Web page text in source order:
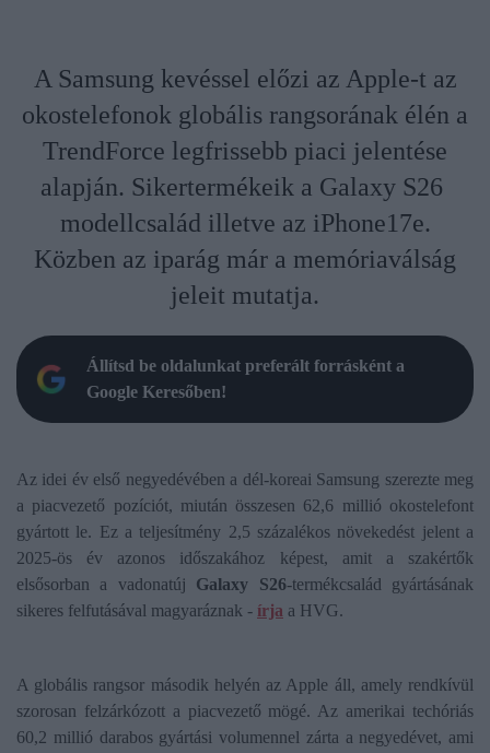
A Samsung kevéssel előzi az Apple-t az
okostelefonok globális rangsorának élén a
TrendForce legfrissebb piaci jelentése
alapján. Sikertermékeik a Galaxy S26
modellcsalád illetve az iPhone17e.
Közben az iparág már a memóriaválság
jeleit mutatja.
Állítsd be oldalunkat preferált forrásként a
Google Keresőben!
Az idei év első negyedévében a dél-koreai Samsung szerezte meg
a piacvezető pozíciót, miután összesen 62,6 millió okostelefont
gyártott le. Ez a teljesítmény 2,5 százalékos növekedést jelent a
2025-ös év azonos időszakához képest, amit a szakértők
elsősorban a vadonatúj Galaxy S26-termékcsalád gyártásának
sikeres felfutásával magyaráznak - írja a HVG.
A globális rangsor második helyén az Apple áll, amely rendkívül
szorosan felzárkózott a piacvezető mögé. Az amerikai techóriás
60,2 millió darabos gyártási volumennel zárta a negyedévet, ami